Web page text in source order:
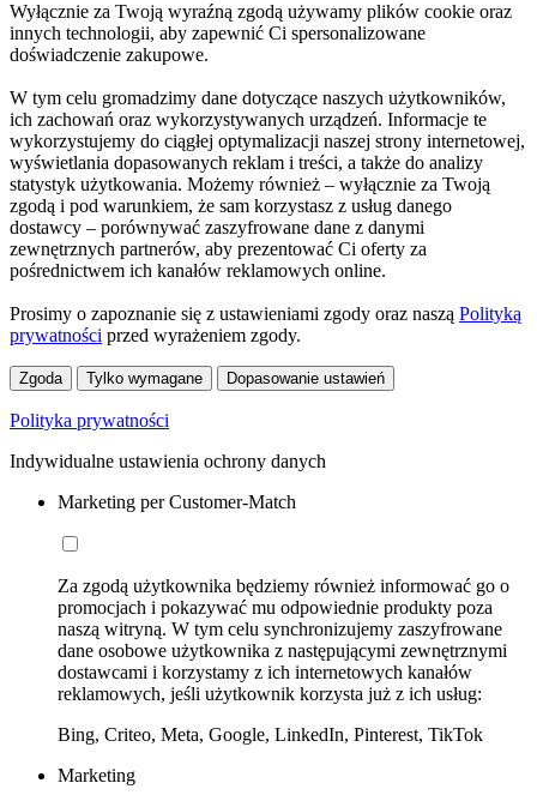
Wyłącznie za Twoją wyraźną zgodą używamy plików cookie oraz
innych technologii, aby zapewnić Ci spersonalizowane
doświadczenie zakupowe.
W tym celu gromadzimy dane dotyczące naszych użytkowników,
ich zachowań oraz wykorzystywanych urządzeń. Informacje te
wykorzystujemy do ciągłej optymalizacji naszej strony internetowej,
wyświetlania dopasowanych reklam i treści, a także do analizy
statystyk użytkowania. Możemy również – wyłącznie za Twoją
zgodą i pod warunkiem, że sam korzystasz z usług danego
dostawcy – porównywać zaszyfrowane dane z danymi
zewnętrznych partnerów, aby prezentować Ci oferty za
pośrednictwem ich kanałów reklamowych online.
Prosimy o zapoznanie się z ustawieniami zgody oraz naszą Polityką
prywatności przed wyrażeniem zgody.
Zgoda Tylko wymagane Dopasowanie ustawień
Polityka prywatności
Indywidualne ustawienia ochrony danych
Marketing per Customer-Match
Za zgodą użytkownika będziemy również informować go o
promocjach i pokazywać mu odpowiednie produkty poza
naszą witryną. W tym celu synchronizujemy zaszyfrowane
dane osobowe użytkownika z następującymi zewnętrznymi
dostawcami i korzystamy z ich internetowych kanałów
reklamowych, jeśli użytkownik korzysta już z ich usług:
Bing, Criteo, Meta, Google, LinkedIn, Pinterest, TikTok
Marketing